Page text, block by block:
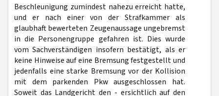
Beschleunigung zumindest nahezu erreicht hatte,
und er nach einer von der Strafkammer als
glaubhaft bewerteten Zeugenaussage ungebremst
in die Personengruppe gefahren ist. Dies wurde
vom Sachverständigen insofern bestätigt, als er
keine Hinweise auf eine Bremsung festgestellt und
jedenfalls eine starke Bremsung vor der Kollision
mit dem parkenden Pkw ausgeschlossen hat.
Soweit das Landgericht den - ersichtlich auf den